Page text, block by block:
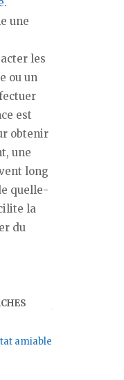
une
les
ou un
est
obtenir
une
long
quelle-
la
du
amiable